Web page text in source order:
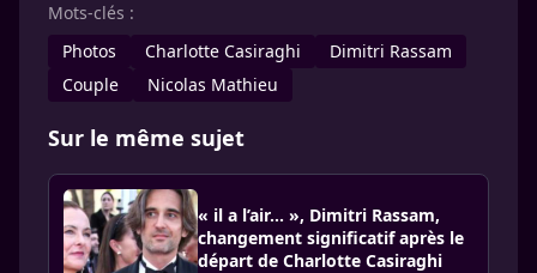
Mots-clés :
Photos
Charlotte Casiraghi
Dimitri Rassam
Couple
Nicolas Mathieu
Sur le même sujet
« il a l’air... », Dimitri Rassam,
changement significatif après le
départ de Charlotte Casiraghi